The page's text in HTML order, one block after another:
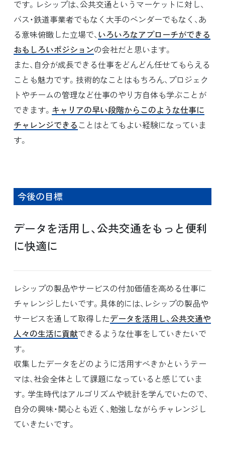
です。レシップは、公共交通というマーケットに対し、
バス・鉄道事業者でもなく大手のベンダーでもなく、あ
る意味俯瞰した立場で、 いろいろなアプローチができる
おもしろいポジションの会社だと思います。
また、自分が成長できる仕事をどんどん任せてもらえる
ことも魅力です。技術的なことはもちろん、プロジェク
トやチームの管理など仕事のやり方自体も学ぶことが
できます。 キャリアの早い段階からこのような仕事に
チャレンジできる ことはとてもよい経験になっていま
す。
今後の目標
データを活用し、公共交通をもっと便利
に快適に
レシップの製品やサービスの付加価値を高める仕事に
チャレンジしたいです。具体的には、レシップの製品や
サービスを通して取得したデータを活用し、公共交通や
人々の生活に貢献できるような仕事をしていきたいで
す。
収集したデータをどのように活用すべきかというテー
マは、社会全体として課題になっていると感じていま
す。学生時代はアルゴリズムや統計を学んでいたので、
自分の興味・関心とも近く、勉強しながらチャレンジし
ていきたいです。